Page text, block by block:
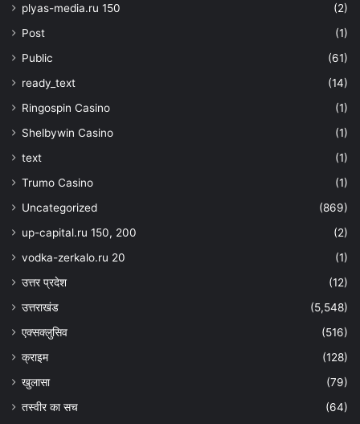
plyas-media.ru 150
(2)
Post
(1)
Public
(61)
ready_text
(14)
Ringospin Casino
(1)
Shelbywin Casino
(1)
text
(1)
Trumo Casino
(1)
Uncategorized
(869)
up-capital.ru 150, 200
(2)
vodka-zerkalo.ru 20
(1)
उत्तर प्रदेश
(12)
उत्तराखंड
(5,548)
एक्सक्लुसिव
(516)
क्राइम
(128)
खुलासा
(79)
तस्वीर का सच
(64)